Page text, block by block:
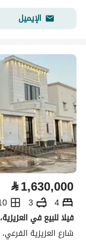
الإيميل
⃁1,630,000
4
3
فيلا للبيع في
شارع العزيزية